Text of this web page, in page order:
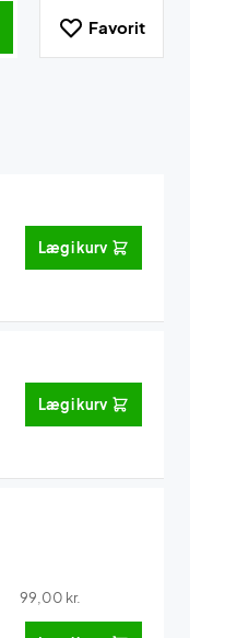
Favorit
Læg i kurv
Læg i kurv
99,00 kr.